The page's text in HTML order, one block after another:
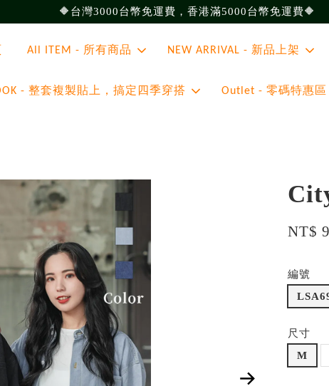
🔶台灣3000台幣免運費，香港滿5000台幣免運費🔶
All ITEM - 所有商品 NEW ARRIVAL - 新品上架
- 整套複製貼上，搞定四季穿搭 Outlet - 零碼特惠區
NT$
編號
尺寸
M